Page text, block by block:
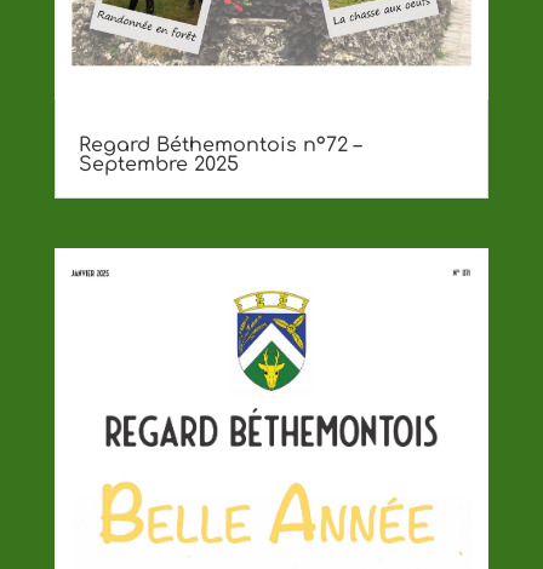
Regard Béthemontois n°72 –
Septembre 2025